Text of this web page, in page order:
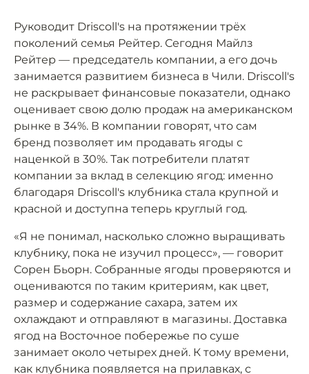
Руководит Driscoll's на протяжении трёх
поколений семья Рейтер. Сегодня Майлз
Рейтер — председатель компании, а его дочь
занимается развитием бизнеса в Чили. Driscoll's
не раскрывает финансовые показатели, однако
оценивает свою долю продаж на американском
рынке в 34%. В компании говорят, что сам
бренд позволяет им продавать ягоды с
наценкой в 30%. Так потребители платят
компании за вклад в селекцию ягод: именно
благодаря Driscoll's клубника стала крупной и
красной и доступна теперь круглый год.
«Я не понимал, насколько сложно выращивать
клубнику, пока не изучил процесс», — говорит
Сорен Бьорн. Собранные ягоды проверяются и
оцениваются по таким критериям, как цвет,
размер и содержание сахара, затем их
охлаждают и отправляют в магазины. Доставка
ягод на Восточное побережье по суше
занимает около четырех дней. К тому времени,
как клубника появляется на прилавках, с